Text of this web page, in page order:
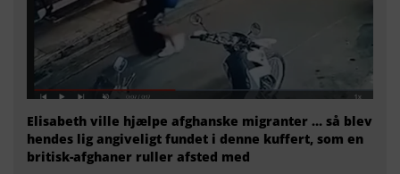
Elisabeth ville hjælpe afghanske migranter … så blev
hendes lig angiveligt fundet i denne kuffert, som en
britisk-afghaner ruller afsted med